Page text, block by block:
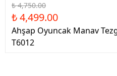
₺ 4,750.00
₺ 4,499.00
Ahşap Oyuncak Manav
T6012